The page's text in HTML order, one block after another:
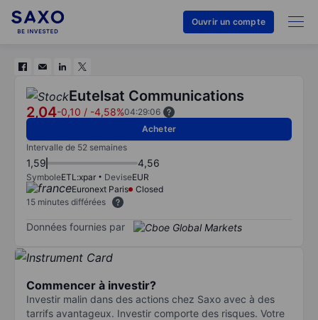
Ouvrir un compte
Eutelsat Communications
2,04-0,10 / -4,58%04:29:06
Acheter
Intervalle de 52 semaines
1,59 4,56
SymboleETL:xpar DeviseEUR
Euronext Paris
Closed
15 minutes différées
Données fournies par
Commencer à investir?
Investir malin dans des actions chez Saxo avec à des
tarrifs avantageux. Investir comporte des risques. Votre